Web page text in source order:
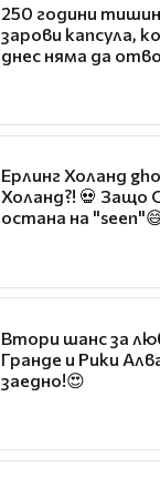
250 години
зарови капсула,
днес няма да
Ерлинг Холанд
Холанд?! 💀 Защо
остана на
Втори шанс за
Гранде и Рики
заедно!😍